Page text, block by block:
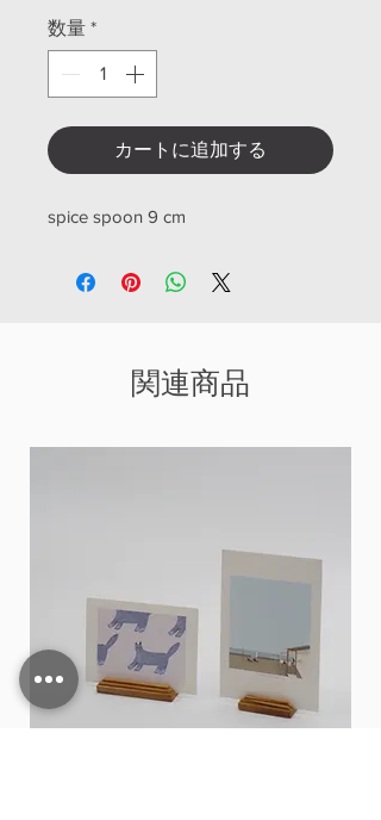
数量 *
カートに追加する
spice spoon 9 cm
関連商品